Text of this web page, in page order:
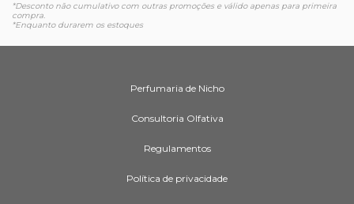
*Desconto não cumulativo com outras promoções e válido apenas para primeira
compra.
*Enquanto durarem os estoques
Perfumaria de Nicho
Consultoria Olfativa
Regulamentos
Política de privacidade